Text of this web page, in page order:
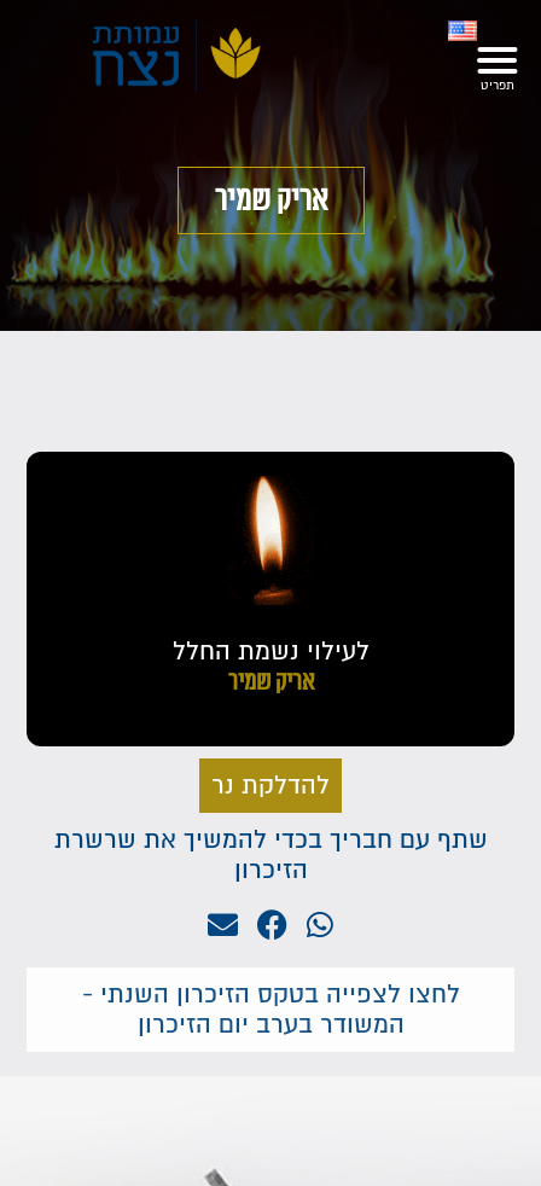
אריק שמיר
לעילוי נשמת החלל
אריק שמיר
להדלקת נר
שתף עם חבריך בכדי להמשיך את שרשרת
הזיכרון
לחצו לצפייה בטקס הזיכרון השנתי -
המשודר בערב יום הזיכרון